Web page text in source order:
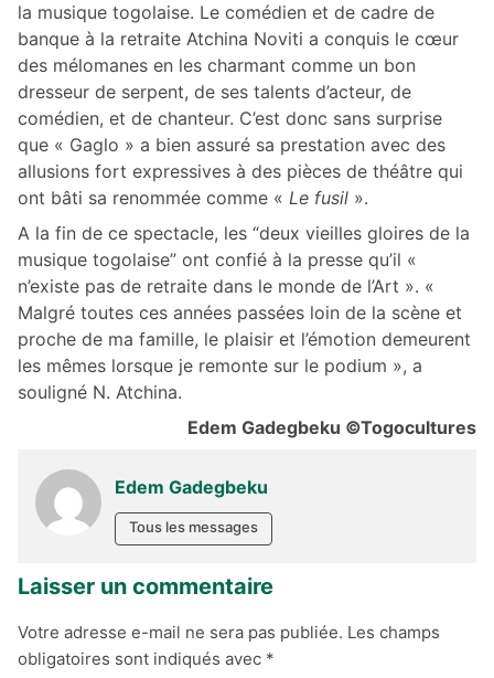
la musique togolaise. Le comédien et de cadre de
banque à la retraite Atchina Noviti a conquis le cœur
des mélomanes en les charmant comme un bon
dresseur de serpent, de ses talents d’acteur, de
comédien, et de chanteur. C’est donc sans surprise
que « Gaglo » a bien assuré sa prestation avec des
allusions fort expressives à des pièces de théâtre qui
ont bâti sa renommée comme « Le fusil ».
A la fin de ce spectacle, les “deux vieilles gloires de la
musique togolaise” ont confié à la presse qu’il «
n’existe pas de retraite dans le monde de l’Art ». «
Malgré toutes ces années passées loin de la scène et
proche de ma famille, le plaisir et l’émotion demeurent
les mêmes lorsque je remonte sur le podium », a
souligné N. Atchina.
Edem Gadegbeku ©Togocultures
Edem Gadegbeku
Tous les messages
Laisser un commentaire
Votre adresse e-mail ne sera pas publiée. Les champs
obligatoires sont indiqués avec *